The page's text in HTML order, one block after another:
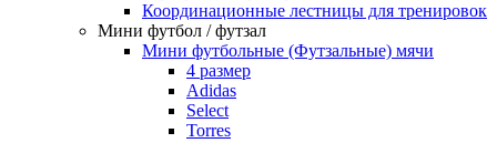
Координационные лестницы для тренировок
Мини футбол / футзал
Мини футбольные (Футзальные) мячи
4 размер
Adidas
Select
Torres